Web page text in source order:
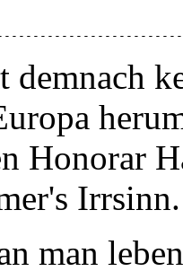
demnach
Honorar
Irrsinn.
man